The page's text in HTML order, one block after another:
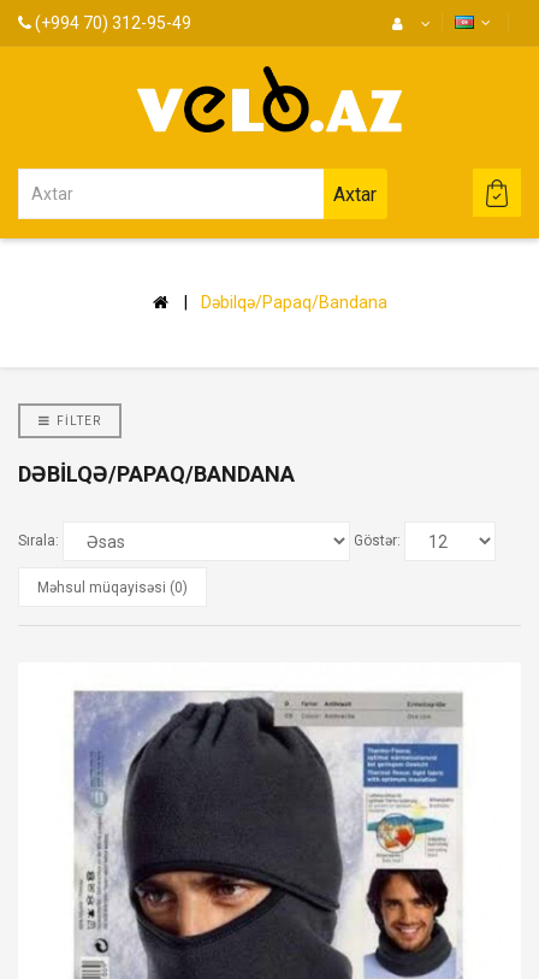
(+994 70) 312-95-49
Axtar
Dəbilqə/Papaq/Bandana
FILTER
DƏBILQƏ/PAPAQ/BANDANA
Sırala: Göstər:
Məhsul müqayisəsi (0)